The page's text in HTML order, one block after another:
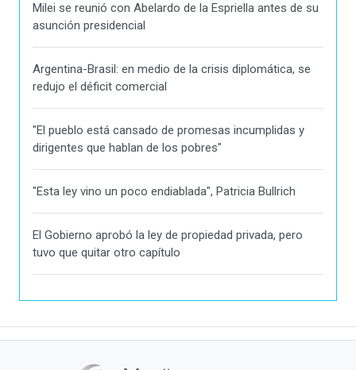
Milei se reunió con Abelardo de la Espriella antes de su
asunción presidencial
Argentina-Brasil: en medio de la crisis diplomática, se
redujo el déficit comercial
"El pueblo está cansado de promesas incumplidas y
dirigentes que hablan de los pobres"
"Esta ley vino un poco endiablada", Patricia Bullrich
El Gobierno aprobó la ley de propiedad privada, pero
tuvo que quitar otro capítulo